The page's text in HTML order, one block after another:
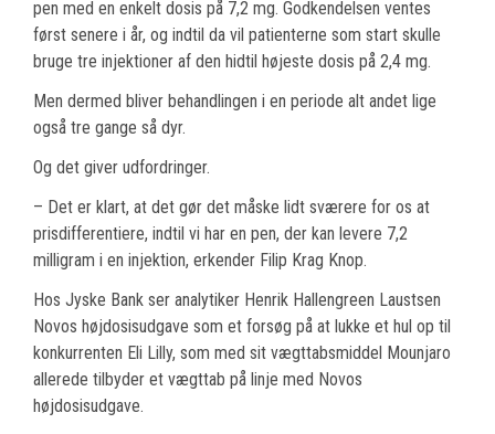
pen med en enkelt dosis på 7,2 mg. Godkendelsen ventes
først senere i år, og indtil da vil patienterne som start skulle
bruge tre injektioner af den hidtil højeste dosis på 2,4 mg.
Men dermed bliver behandlingen i en periode alt andet lige
også tre gange så dyr.
Og det giver udfordringer.
– Det er klart, at det gør det måske lidt sværere for os at
prisdifferentiere, indtil vi har en pen, der kan levere 7,2
milligram i en injektion, erkender Filip Krag Knop.
Hos Jyske Bank ser analytiker Henrik Hallengreen Laustsen
Novos højdosisudgave som et forsøg på at lukke et hul op til
konkurrenten Eli Lilly, som med sit vægttabsmiddel Mounjaro
allerede tilbyder et vægttab på linje med Novos
højdosisudgave.